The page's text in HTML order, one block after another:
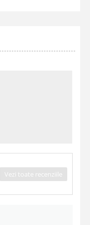
Vezi toate recenziile